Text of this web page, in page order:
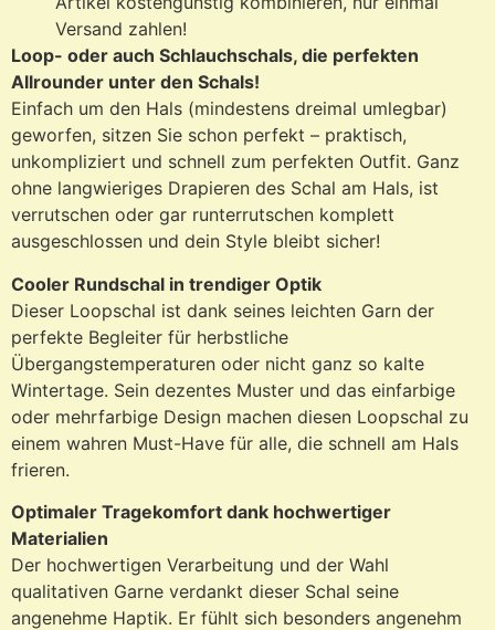
Versand zahlen!
Loop- oder auch Schlauchschals, die perfekten
Allrounder unter den Schals!
Einfach um den Hals (mindestens dreimal umlegbar)
geworfen, sitzen Sie schon perfekt – praktisch,
unkompliziert und schnell zum perfekten Outfit. Ganz
ohne langwieriges Drapieren des Schal am Hals, ist
verrutschen oder gar runterrutschen komplett
ausgeschlossen und dein Style bleibt sicher!
Cooler Rundschal in trendiger Optik
Dieser Loopschal ist dank seines leichten Garn der
perfekte Begleiter für herbstliche
Übergangstemperaturen oder nicht ganz so kalte
Wintertage. Sein dezentes Muster und das einfarbige
oder mehrfarbige Design machen diesen Loopschal zu
einem wahren Must-Have für alle, die schnell am Hals
frieren.
Optimaler Tragekomfort dank hochwertiger
Materialien
Der hochwertigen Verarbeitung und der Wahl
qualitativen Garne verdankt dieser Schal seine
angenehme Haptik. Er fühlt sich besonders angenehm